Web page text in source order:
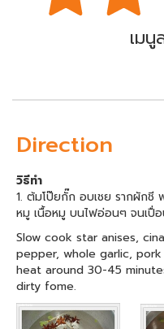
เม
Direction
วิธีทำ
1. ต้มโป๊ยกั๊ก อบเชย รากผักชี
หมู เนื้อหมู บนไฟอ่อนๆ จนเ
Slow cook star anises,
pepper, whole garlic,
heat around 30-45
dirty fome.